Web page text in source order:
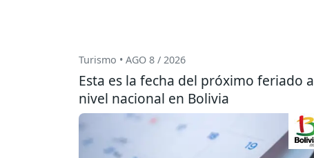
Turismo • AGO 8 / 2026
Esta es la fecha del próximo feriado a
nivel nacional en Bolivia